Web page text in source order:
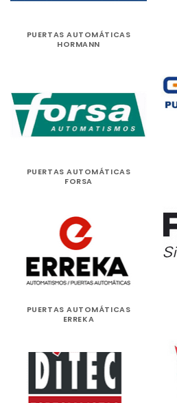
PUERTAS AUTOMÁTICAS
HORMANN
PUERTAS AUTOMÁTICAS
FORSA
PUERTAS AUTOMÁTICAS
ERREKA